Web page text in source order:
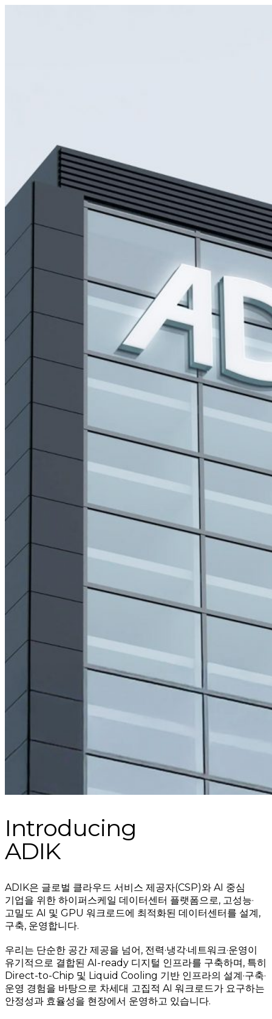
Introducing
ADIK
ADIK은 글로벌 클라우드 서비스 제공자(CSP)와 AI 중심
기업을 위한 하이퍼스케일 데이터센터 플랫폼으로, 고성능·
고밀도 AI 및 GPU 워크로드에 최적화된 데이터센터를 설계,
구축, 운영합니다.
우리는 단순한 공간 제공을 넘어, 전력·냉각·네트워크·운영이
유기적으로 결합된 AI-ready 디지털 인프라를 구축하며, 특히
Direct-to-Chip 및 Liquid Cooling 기반 인프라의 설계·구축·
운영 경험을 바탕으로 차세대 고집적 AI 워크로드가 요구하는
안정성과 효율성을 현장에서 운영하고 있습니다.